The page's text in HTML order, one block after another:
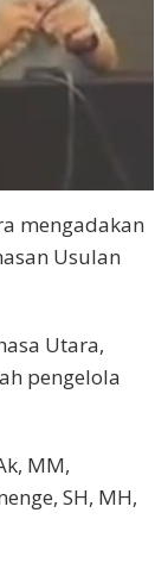
mengadakan
Usulan
Utara,
pengelola
MM,
SH, MH,